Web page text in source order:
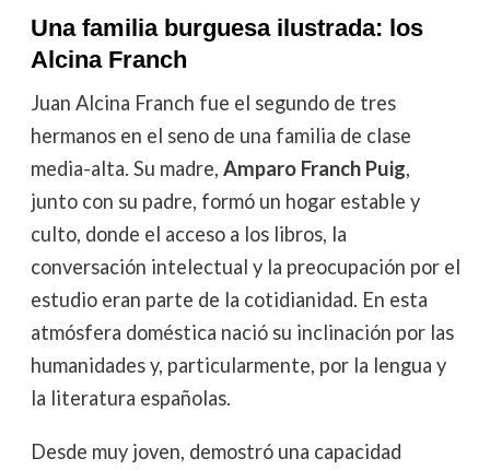
Una familia burguesa ilustrada: los
Alcina Franch
Juan Alcina Franch fue el segundo de tres
hermanos en el seno de una familia de clase
media-alta. Su madre, Amparo Franch Puig,
junto con su padre, formó un hogar estable y
culto, donde el acceso a los libros, la
conversación intelectual y la preocupación por el
estudio eran parte de la cotidianidad. En esta
atmósfera doméstica nació su inclinación por las
humanidades y, particularmente, por la lengua y
la literatura españolas.
Desde muy joven, demostró una capacidad